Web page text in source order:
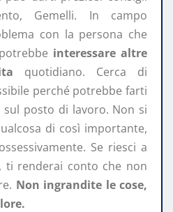
Gemelli. In campo
con la persona che
interessare altre
quotidiano. Cerca di
perché potrebbe farti
posto di lavoro. Non si
di così importante,
Se riesci a
ti renderai conto che non
Non ingrandite le cose,